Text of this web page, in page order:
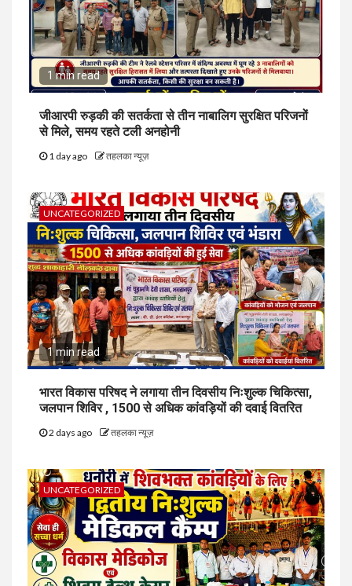
1 min read
जीआरपी रुड़की की सतर्कता से तीन नाबालिग सुरक्षित परिजनों
से मिले, समय रहते टली अनहोनी
1 day ago तहलका न्यूज़
UNCATEGORIZED
1 min read
भारत विकास परिषद ने लगाया तीन दिवसीय निःशुल्क चिकित्सा,
जलपान शिविर , 1500 से अधिक कांवड़ियों की दवाई वितरित
2 days ago तहलका न्यूज़
UNCATEGORIZED